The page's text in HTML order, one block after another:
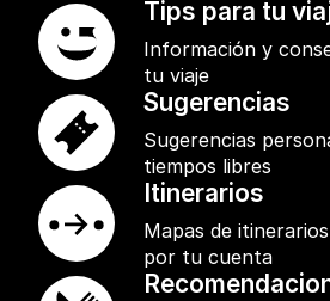
Tips para tu
Información y
tu viaje
Sugerencias
Sugerencias
tiempos libres
Itinerarios
Mapas de
por tu cuenta